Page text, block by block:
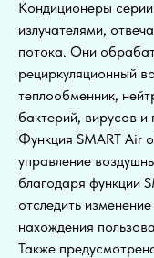
Кондиционеры
излучателями,
потока. Они
рециркуляционный
теплообменник,
бактерий, вирусов и
Функция SMART Air
управление
благодаря функции
отследить
нахождения
Также